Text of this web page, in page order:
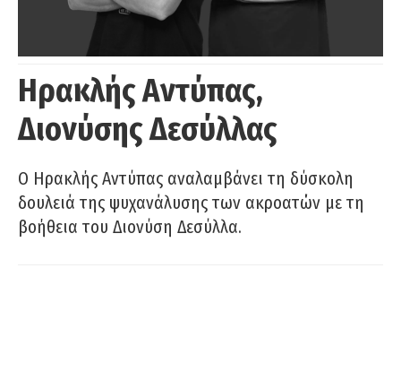
Ηρακλής Αντύπας,
Διονύσης Δεσύλλας
Ο Ηρακλής Αντύπας αναλαμβάνει τη δύσκολη
δουλειά της ψυχανάλυσης των ακροατών με τη
βοήθεια του Διονύση Δεσύλλα.